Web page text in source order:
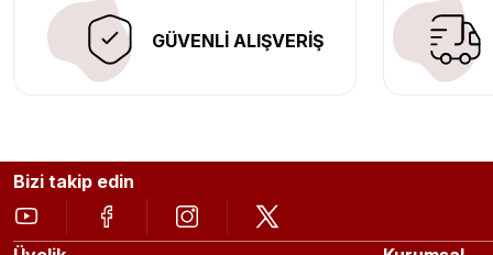
GÜVENLİ ALIŞVERİŞ
Bizi takip edin